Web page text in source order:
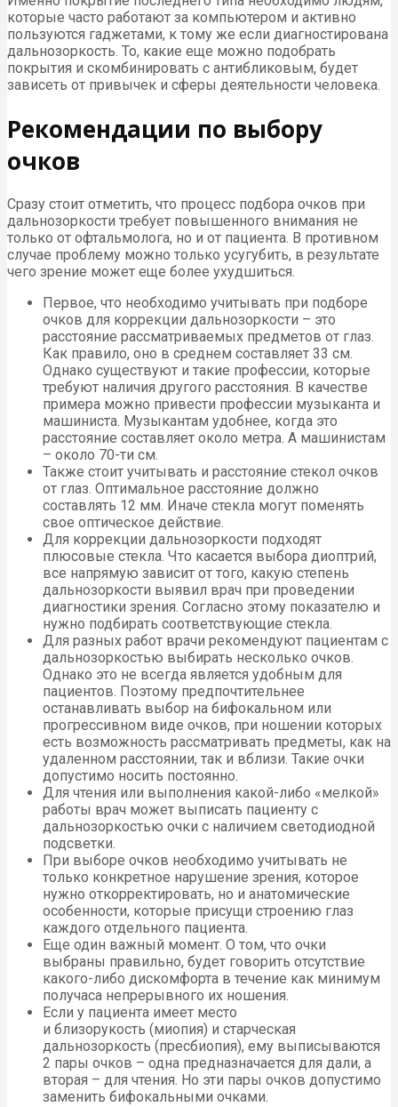
которые часто работают за компьютером и активно
пользуются гаджетами, к тому же если диагностирована
дальнозоркость. То, какие еще можно подобрать
покрытия и скомбинировать с антибликовым, будет
зависеть от привычек и сферы деятельности человека.
Рекомендации по выбору
очков
Сразу стоит отметить, что процесс подбора очков при
дальнозоркости требует повышенного внимания не
только от офтальмолога, но и от пациента. В противном
случае проблему можно только усугубить, в результате
чего зрение может еще более ухудшиться.
Первое, что необходимо учитывать при подборе
очков для коррекции дальнозоркости – это
расстояние рассматриваемых предметов от глаз.
Как правило, оно в среднем составляет 33 см.
Однако существуют и такие профессии, которые
требуют наличия другого расстояния. В качестве
примера можно привести профессии музыканта и
машиниста. Музыкантам удобнее, когда это
расстояние составляет около метра. А машинистам
– около 70-ти см.
Также стоит учитывать и расстояние стекол очков
от глаз. Оптимальное расстояние должно
составлять 12 мм. Иначе стекла могут поменять
свое оптическое действие.
Для коррекции дальнозоркости подходят
плюсовые стекла. Что касается выбора диоптрий,
все напрямую зависит от того, какую степень
дальнозоркости выявил врач при проведении
диагностики зрения. Согласно этому показателю и
нужно подбирать соответствующие стекла.
Для разных работ врачи рекомендуют пациентам с
дальнозоркостью выбирать несколько очков.
Однако это не всегда является удобным для
пациентов. Поэтому предпочтительнее
останавливать выбор на бифокальном или
прогрессивном виде очков, при ношении которых
есть возможность рассматривать предметы, как на
удаленном расстоянии, так и вблизи. Такие очки
допустимо носить постоянно.
Для чтения или выполнения какой-либо «мелкой»
работы врач может выписать пациенту с
дальнозоркостью очки с наличием светодиодной
подсветки.
При выборе очков необходимо учитывать не
только конкретное нарушение зрения, которое
нужно откорректировать, но и анатомические
особенности, которые присущи строению глаз
каждого отдельного пациента.
Еще один важный момент. О том, что очки
выбраны правильно, будет говорить отсутствие
какого-либо дискомфорта в течение как минимум
получаса непрерывного их ношения.
Если у пациента имеет место
и близорукость (миопия) и старческая
дальнозоркость (пресбиопия), ему выписываются
2 пары очков – одна предназначается для дали, а
вторая – для чтения. Но эти пары очков допустимо
заменить бифокальными очками.